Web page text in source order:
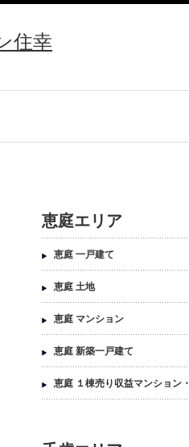
住幸
恵庭エリア
恵庭 一戸建て
恵庭 土地
恵庭 マンション
恵庭 新築一戸建て
恵庭 １棟売り収益マンション